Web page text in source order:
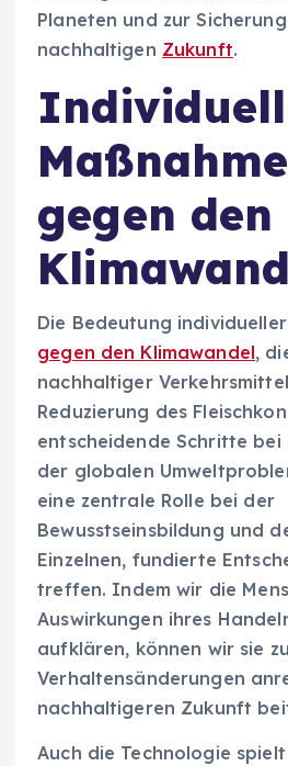
Planeten und zur
nachhaltigen Zukunft.
gegen den
Die Bedeutung individueller
gegen den Klimawandel,
nachhaltiger
Reduzierung des
entscheidende Schritte
der globalen
eine zentrale Rolle bei der
Bewusstseinsbildung und
Einzelnen, fundierte
treffen. Indem wir die
Auswirkungen ihres
aufklären, können wir sie zu
Verhaltensänderungen
nachhaltigeren Zukunft
Auch die Technologie